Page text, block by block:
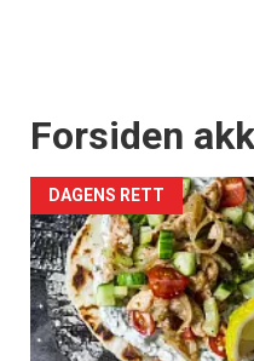
Forsiden
DAGENS RETT